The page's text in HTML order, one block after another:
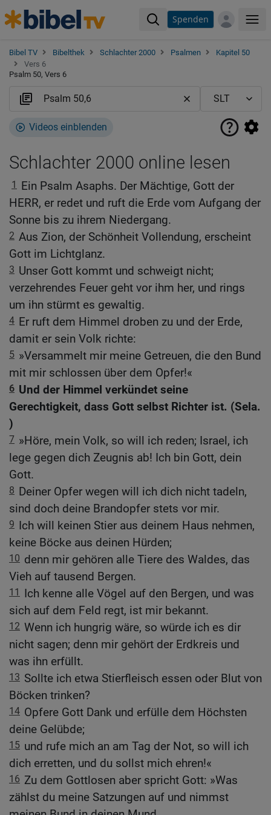
Spenden
Bibel TV Bibelthek Schlachter 2000 Psalmen
Kapitel 50
Vers 6
Psalm 50, Vers 6
Videos einblenden
Schlachter 2000 online lesen
1 Ein Psalm Asaphs. Der Mächtige, Gott der
HERR, er redet und ruft die Erde vom Aufgang der
Sonne bis zu ihrem Niedergang.
2 Aus Zion, der Schönheit Vollendung, erscheint
Gott im Lichtglanz.
3 Unser Gott kommt und schweigt nicht;
verzehrendes Feuer geht vor ihm her, und rings
um ihn stürmt es gewaltig.
4 Er ruft dem Himmel droben zu und der Erde,
damit er sein Volk richte:
5 »Versammelt mir meine Getreuen, die den Bund
mit mir schlossen über dem Opfer!«
6 Und der Himmel verkündet seine
Gerechtigkeit, dass Gott selbst Richter ist. (Sela.
)
7 »Höre, mein Volk, so will ich reden; Israel, ich
lege gegen dich Zeugnis ab! Ich bin Gott, dein
Gott.
8 Deiner Opfer wegen will ich dich nicht tadeln,
sind doch deine Brandopfer stets vor mir.
9 Ich will keinen Stier aus deinem Haus nehmen,
keine Böcke aus deinen Hürden;
10 denn mir gehören alle Tiere des Waldes, das
Vieh auf tausend Bergen.
11 Ich kenne alle Vögel auf den Bergen, und was
sich auf dem Feld regt, ist mir bekannt.
12 Wenn ich hungrig wäre, so würde ich es dir
nicht sagen; denn mir gehört der Erdkreis und
was ihn erfüllt.
13 Sollte ich etwa Stierfleisch essen oder Blut von
Böcken trinken?
14 Opfere Gott Dank und erfülle dem Höchsten
deine Gelübde;
15 und rufe mich an am Tag der Not, so will ich
dich erretten, und du sollst mich ehren!«
16 Zu dem Gottlosen aber spricht Gott: »Was
zählst du meine Satzungen auf und nimmst